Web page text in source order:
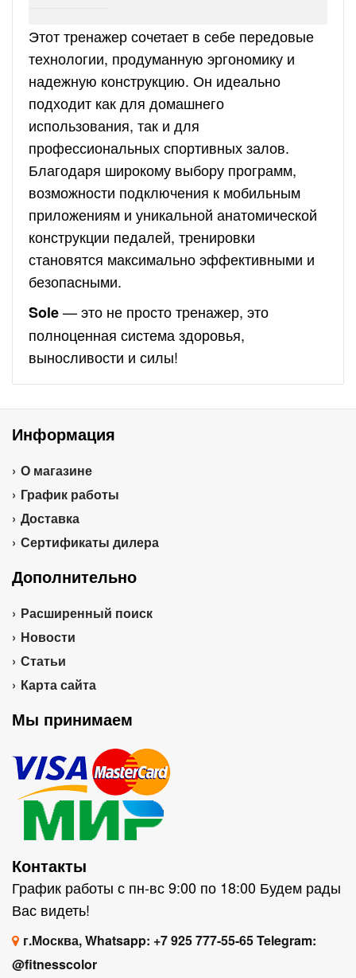
Этот тренажер сочетает в себе передовые
технологии, продуманную эргономику и
надежную конструкцию. Он идеально
подходит как для домашнего
использования, так и для
профессиональных спортивных залов.
Благодаря широкому выбору программ,
возможности подключения к мобильным
приложениям и уникальной анатомической
конструкции педалей, тренировки
становятся максимально эффективными и
безопасными.
Sole— это не просто тренажер, это
полноценная система здоровья,
выносливости и силы!
Информация
О магазине
График работы
Доставка
Сертификаты дилера
Дополнительно
Расширенный поиск
Новости
Статьи
Карта сайта
Мы принимаем
Контакты
График работы с пн-вс 9:00 по 18:00 Будем рады
Вас видеть!
г.Москва, Whatsapp: +7 925 777-55-65 Telegram:
@fitnesscolor